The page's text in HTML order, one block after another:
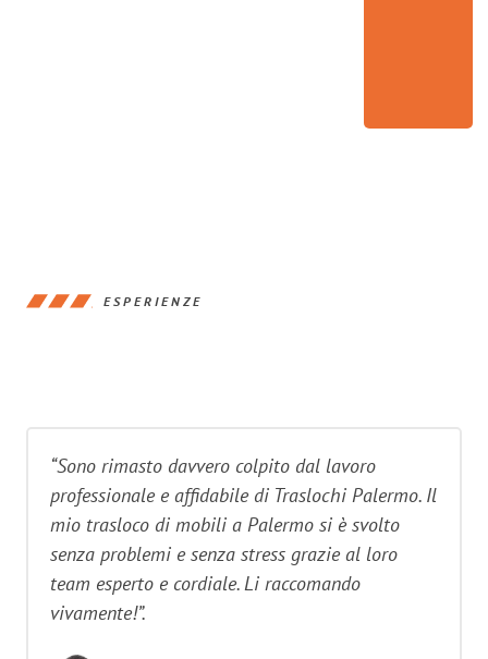
ESPERIENZE
“Sono rimasto davvero colpito dal lavoro
professionale e affidabile di Traslochi Palermo. Il
mio trasloco di mobili a Palermo si è svolto
senza problemi e senza stress grazie al loro
team esperto e cordiale. Li raccomando
vivamente!”.